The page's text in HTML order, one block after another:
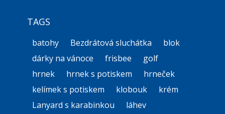
TAGS
batohy Bezdrátová sluchátka
blok
dárky na vánoce
frisbee
golf
hrnek
hrnek s potiskem
hrneček
kelímek s potiskem
klobouk
krém
Lanyard s karabinkou
láhev